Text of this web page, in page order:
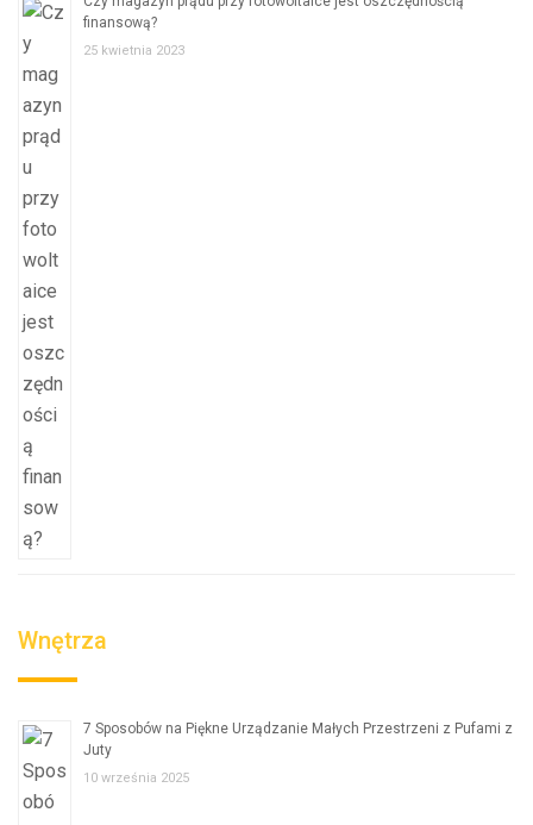
finansową?
25 kwietnia 2023
Wnętrza
7 Sposobów na Piękne Urządzanie Małych Przestrzeni z Pufami z
Juty
10 września 2025